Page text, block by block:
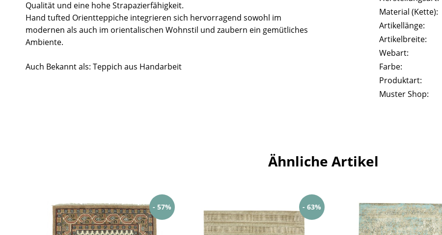
Qualität und eine hohe Strapazierfähigkeit.
Hand tufted Orientteppiche integrieren sich hervorragend sowohl im
modernen als auch im orientalischen Wohnstil und zaubern ein gemütliches
Ambiente.
Auch Bekannt als: Teppich aus Handarbeit
Material (Kette):
Artikellänge:
Artikelbreite:
Webart:
Farbe:
Produktart:
Muster Shop:
Ähnliche Artikel
- 57% - 63%